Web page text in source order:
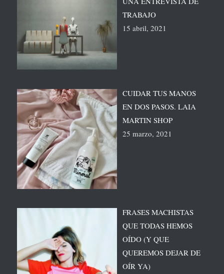
TRABAJO
15 abril, 2021
CUIDAR TUS MANOS
EN DOS PASOS. LAIA
MARTIN SHOP
25 marzo, 2021
FRASES MACHISTAS
QUE TODAS HEMOS
OÍDO (Y QUE
QUEREMOS DEJAR DE
OÍR YA)